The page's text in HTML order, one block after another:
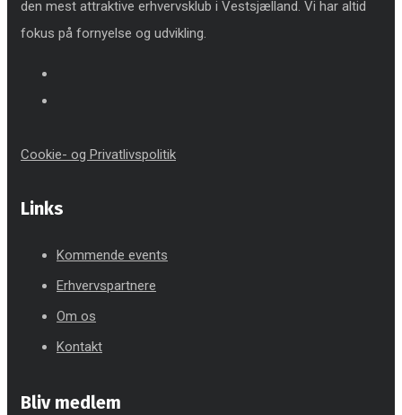
den mest attraktive erhvervsklub i Vestsjælland. Vi har altid
fokus på fornyelse og udvikling.
Cookie- og Privatlivspolitik
Links
Kommende events
Erhvervspartnere
Om os
Kontakt
Bliv medlem